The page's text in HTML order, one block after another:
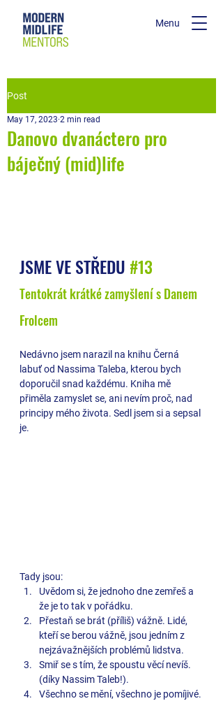
Menu
Post
Danovo dvanáctero pro
báječný (mid)life
May 17, 2023 2 min read
JSME VE STŘEDU #13
Tentokrát krátké zamyšlení s Danem
Frolcem
Nedávno jsem narazil na knihu Černá
labuť od Nassima Taleba, kterou bych
doporučil snad každému. Kniha mě
přiměla zamyslet se, ani nevím proč, nad
principy mého života. Sedl jsem si a sepsal
je.
Tady jsou:
Uvědom si, že jednoho dne zemřeš a
že je to tak v pořádku.
Přestaň se brát (příliš) vážně. Lidé,
kteří se berou vážně, jsou jedním z
nejzávažnějších problémů lidstva.
Smiř se s tím, že spoustu věcí nevíš.
(díky Nassim Taleb!).
Všechno se mění, všechno je pomíjivé.